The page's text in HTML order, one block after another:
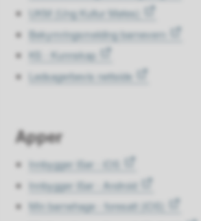
UKM (Ung Kultur Møtes)
Bekymringsmelding barnevern
KS - Kunnskap
Ledsagerbevis nettside
Apper
Innbygger iSør - iOS
Innbygger iSør - Android
Min barnehage - foresatt (iOS)